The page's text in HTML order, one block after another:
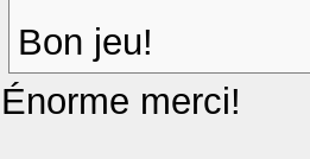
Bon jeu!
Énorme merci!